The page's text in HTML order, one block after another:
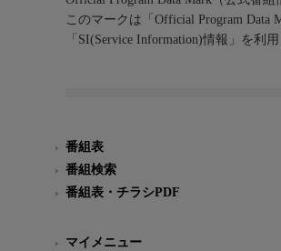
このマークは「Official Program Data
「SI(Service Information)情報」を利
番組表
番組検索
番組表・チラシPDF
マイメニュー